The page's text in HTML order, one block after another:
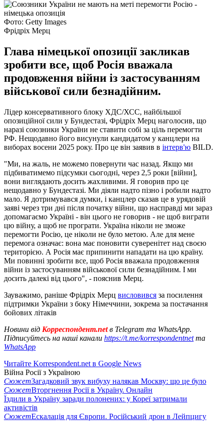
Фото: Getty Images
Фрідріх Мерц
Глава німецької опозиції закликав
зробити все, щоб Росія вважала
продовження війни із застосуванням
військової сили безнадійним.
Лідер консервативного блоку ХДС/ХСС, найбільшої
опозиційної сили у Бундестазі, Фрідріх Мерц наголосив, що
наразі союзники України не ставити собі за ціль перемогти
РФ. Нещодавно його висунули кандидатом у канцлери на
виборах восени 2025 року. Про це він заявив в інтерв'ю BILD.
"Ми, на жаль, не можемо повернути час назад. Якщо ми
підбиватимемо підсумки сьогодні, через 2,5 роки [війни],
вони виглядають досить жахливими. Я говорив про це
нещодавно у Бундестазі. Ми діяли надто пізно і робили надто
мало. Я дотримувався думки, і канцлер сказав це в урядовій
заяві через три дні після початку війни, що насправді ми зараз
допомагаємо Україні - він цього не говорив - не щоб виграти
цю війну, а щоб не програти. Україна ніколи не зможе
перемогти Росію, це ніколи не було метою. Але для мене
перемога означає: вона має поновити суверенітет над своєю
територією. А Росія має припинити нападати на цю країну.
Ми повинні зробити все, щоб Росія вважала продовження
війни із застосуванням військової сили безнадійним. І ми
досить далекі від цього", - пояснив Мерц.
Зауважимо, раніше Фрідріх Мерц висловився за посилення
підтримки України з боку Німеччини, зокрема за постачання
бойових літаків
Новини від Корреспондент.netв Telegram та WhatsApp.
Підписуйтесь на наші канали https://t.me/korrespondentnetта
WhatsApp
Читайте Korrespondent.net в Google News
Війна Росії з Україною
СюжетЗагадковий звук вибуху налякав Москву: що це було
СюжетВторгнення Росії в Україну. Онлайн
Їздили в Україну заради полонених: у Кореї затримали
активістів
СюжетЕскалація для Європи. Російський дрон в Лейпцигу